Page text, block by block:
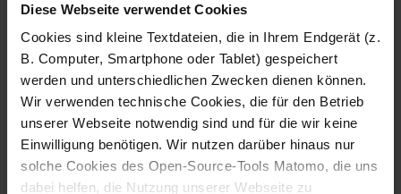
Diese Webseite verwendet Cookies
Cookies sind kleine Textdateien, die in Ihrem Endgerät (z.
B. Computer, Smartphone oder Tablet) gespeichert
werden und unterschiedlichen Zwecken dienen können.
Wir verwenden technische Cookies, die für den Betrieb
unserer Webseite notwendig sind und für die wir keine
Einwilligung benötigen. Wir nutzen darüber hinaus nur
solche Cookies des Open-Source-Tools Matomo, die uns
dabei helfen, die Nutzung unserer Webseite zu
Fotografo: Lorenz
Sternbach
Download
Fotografo: Lorenz
Sternbach
Download